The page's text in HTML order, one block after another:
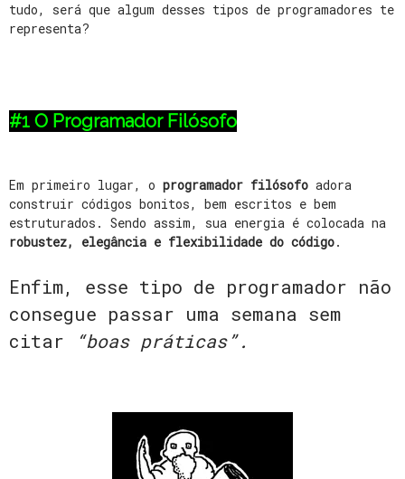
tudo, será que algum desses tipos de programadores te
representa?
#1 O Programador Filósofo
Em primeiro lugar, o programador filósofo adora
construir códigos bonitos, bem escritos e bem
estruturados. Sendo assim, sua energia é colocada na
robustez, elegância e flexibilidade do código.
Enfim, esse tipo de programador não
consegue passar uma semana sem
citar
“boas práticas”.